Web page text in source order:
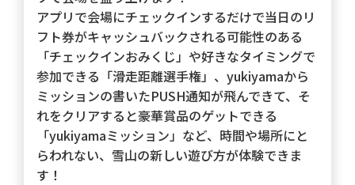
アプリで会場にチェックインするだけで当日のリ
フト券がキャッシュバックされる可能性のある
「チェックインおみくじ」や好きなタイミングで
参加できる「滑走距離選手権」、yukiyamaから
ミッションの書いたPUSH通知が飛んできて、そ
れをクリアすると豪華賞品のゲットできる
「yukiyamaミッション」など、時間や場所にと
らわれない、雪山の新しい遊び方が体験できま
す！